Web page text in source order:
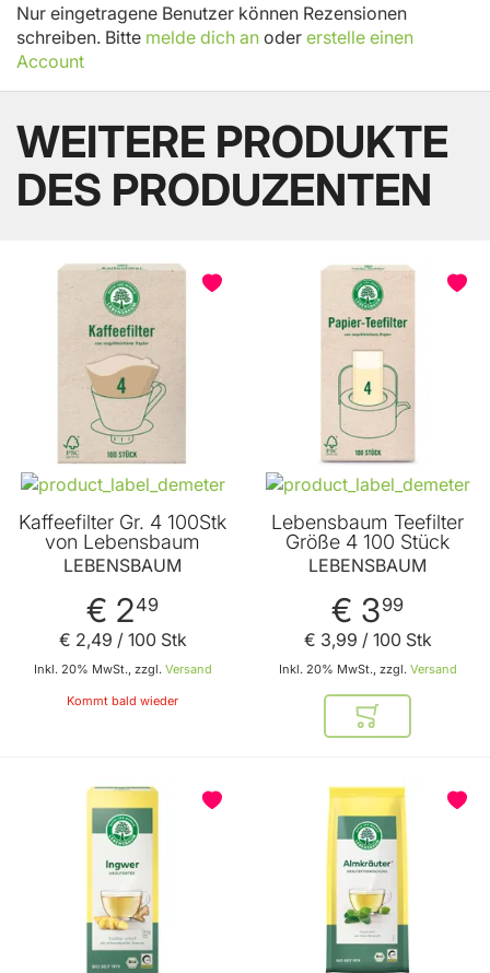
Nur eingetragene Benutzer können Rezensionen
schreiben. Bitte melde dich an oder erstelle einen
Account
WEITERE PRODUKTE
DES PRODUZENTEN
Kaffeefilter Gr. 4 100Stk
von Lebensbaum
LEBENSBAUM
€ 249
Inkl. 20% MwSt., zzgl. Versand
€ 2,49 / 100 Stk
Kommt bald wieder
Lebensbaum Teefilter
Größe 4 100 Stück
LEBENSBAUM
€ 399
Inkl. 20% MwSt., zzgl. Versand
€ 3,99 / 100 Stk
In den